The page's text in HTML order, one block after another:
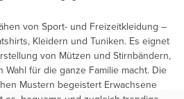
von Sport- und Freizeitkleidung –
Kleidern und Tuniken. Es eignet
von Mützen und Stirnbändern,
für die ganze Familie macht. Die
Mustern begeistert Erwachsene